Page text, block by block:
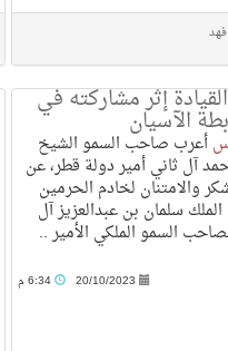
إثر مشاركته في
الآسيان
أعرب صاحب السمو الشيخ
آل ثاني أمير دولة قطر، عن
والامتنان لخادم الحرمين
سلمان بن عبدالعزيز آل
السمو الملكي الأمير ..
20/10/2023 6:34 م